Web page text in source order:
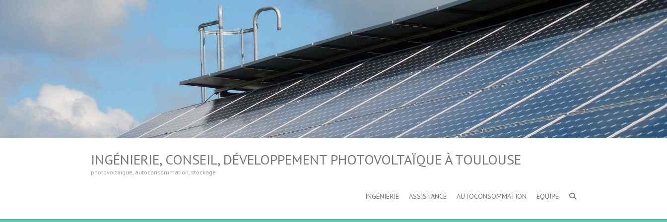
INGÉNIERIE, CONSEIL, DÉVELOPPEMENT PHOTOVOLTAÏQUE À TOULOUSE
photovoltaïque, autoconsommation, stockage
INGÉNIERIE ASSISTANCE AUTOCONSOMMATION EQUIPE